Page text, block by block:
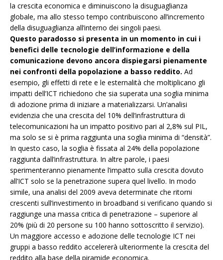
la crescita economica e diminuiscono la disuguaglianza
globale, ma allo stesso tempo contribuiscono all’incremento
della disuguaglianza all’interno dei singoli paesi.
Questo paradosso si presenta in un momento in cui i
benefici delle tecnologie dell’informazione e della
comunicazione devono ancora dispiegarsi pienamente
nei confronti della popolazione a basso reddito. Ad
esempio, gli effetti di rete e le esternalità che moltiplicano gli
impatti dell’ICT richiedono che sia superata una soglia minima
di adozione prima di iniziare a materializzarsi. Un’analisi
evidenzia che una crescita del 10% dell’infrastruttura di
telecomunicazioni ha un impatto positivo pari al 2,8% sul PIL,
ma solo se si è prima raggiunta una soglia minima di “densità”.
In questo caso, la soglia è fissata al 24% della popolazione
raggiunta dall’infrastruttura. In altre parole, i paesi
sperimenteranno pienamente l’impatto sulla crescita dovuto
all’ICT solo se la penetrazione supera quel livello. In modo
simile, una analisi del 2009 aveva determinate che ritorni
crescenti sull’investimento in broadband si verificano quando si
raggiunge una massa critica di penetrazione – superiore al
20% (più di 20 persone su 100 hanno sottoscritto il servizio).
Un maggiore accesso e adozione delle tecnologie ICT nei
gruppi a basso reddito accelererà ulteriormente la crescita del
reddito alla base della piramide economica.